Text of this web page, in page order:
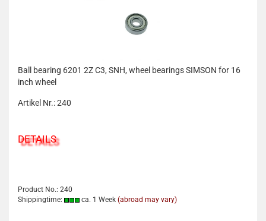
Ball bearing 6201 2Z C3, SNH, wheel bearings SIMSON for 16
inch wheel
Artikel Nr.: 240
DETAILS
Product No.: 240
Shippingtime:
ca. 1 Week (abroad may vary)